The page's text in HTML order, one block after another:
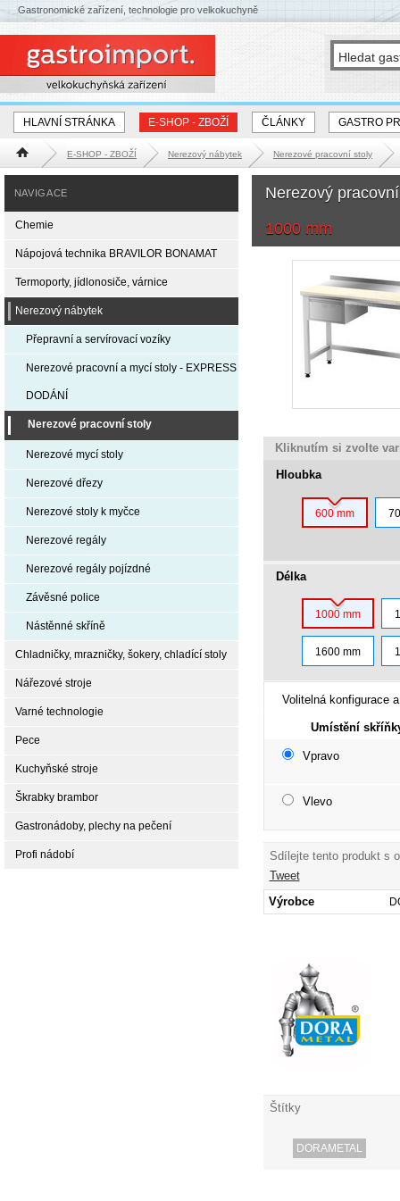
HLAVNÍ STRÁNKA E-SHOP - ZBOŽÍ ČLÁNKY GASTRO
Hlavní stránka E-SHOP - ZBOŽÍ Nerezový nábytek Nerezové pracovní stoly
Nerezový
1000 mm
Kliknutím si zvolte
Hloubka
600 mm
Délka
1000 mm
1600 mm
Volitelná konfigurace
Umístění
Vpravo
Vlevo
Sdílejte tento produkt s
Tweet
Výrobce
Štítky
DORAMETAL
NAVIGACE
Chemie
Nápojová technika BRAVILOR BONAMAT
Termoporty, jídlonosiče, várnice
Nerezový nábytek
Přepravní a servírovací vozíky
Nerezové pracovní a mycí stoly - EXPRESS
DODÁNÍ
Nerezové pracovní stoly
Nerezové mycí stoly
Nerezové dřezy
Nerezové stoly k myčce
Nerezové regály
Nerezové regály pojízdné
Závěsné police
Nástěnné skříně
Chladničky, mrazničky, šokery, chladící stoly
Nářezové stroje
Varné technologie
Pece
Kuchyňské stroje
Škrabky brambor
Gastronádoby, plechy na pečení
Profi nádobí
Gastronomické zařízení, technologie pro velkokuchyně